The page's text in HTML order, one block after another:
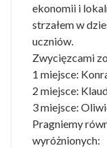
ekonomii i
strzałem w
uczniów.
Zwycięzcami
1 miejsce:
2 miejsce:
3 miejsce:
Pragniemy
wyróżnionych: